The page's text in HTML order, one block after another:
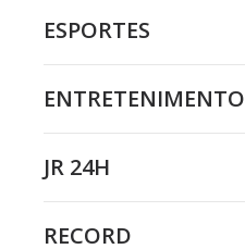
ESPORTES
ENTRETENIMENTO
JR 24H
RECORD